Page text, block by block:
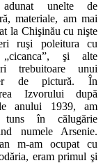
unelte de
materiale, am mai
la Chişinău cu nişte
ruşi poleitura cu
şi alte
trebuitoare unui
de pictură. În
Izvorului după
anului 1939, am
tuns în călugărie
numele Arsenie.
m-am ocupat cu
eram primul şi